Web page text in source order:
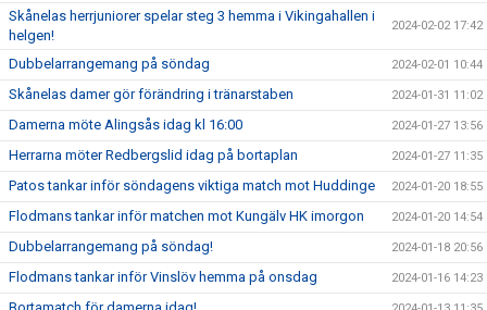
Skånelas herrjuniorer spelar steg 3 hemma i Vikingahallen i
helgen!
2024-02-02 17:42
Dubbelarrangemang på söndag 2024-02-01 10:44
Skånelas damer gör förändring i tränarstaben 2024-01-31 11:02
Damerna möte Alingsås idag kl 16:00 2024-01-27 13:56
Herrarna möter Redbergslid idag på bortaplan 2024-01-27 11:35
Patos tankar inför söndagens viktiga match mot Huddinge 2024-01-20 18:55
Flodmans tankar inför matchen mot Kungälv HK imorgon 2024-01-20 14:54
Dubbelarrangemang på söndag! 2024-01-18 20:56
Flodmans tankar inför Vinslöv hemma på onsdag 2024-01-16 14:23